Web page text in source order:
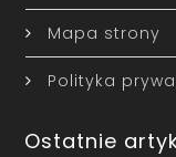
Mapa strony
Polityka
Ostatnie